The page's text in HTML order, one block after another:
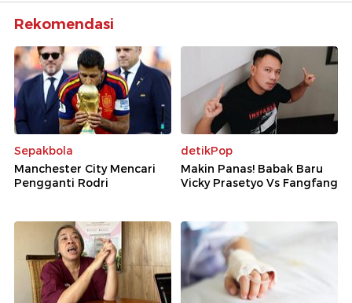
Rekomendasi
Sepakbola
Manchester City Mencari
Pengganti Rodri
detikPop
Makin Panas! Babak Baru
Vicky Prasetyo Vs Fangfang